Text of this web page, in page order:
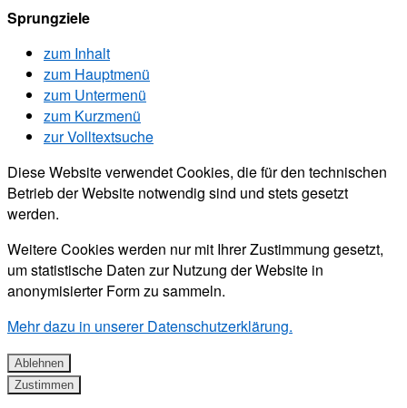
Sprungziele
zum Inhalt
zum Hauptmenü
zum Untermenü
zum Kurzmenü
zur Volltextsuche
Diese Website verwendet Cookies, die für den technischen
Betrieb der Website notwendig sind und stets gesetzt
werden.
Weitere Cookies werden nur mit Ihrer Zustimmung gesetzt,
um statistische Daten zur Nutzung der Website in
anonymisierter Form zu sammeln.
Mehr dazu in unserer Datenschutzerklärung.
Ablehnen
Zustimmen